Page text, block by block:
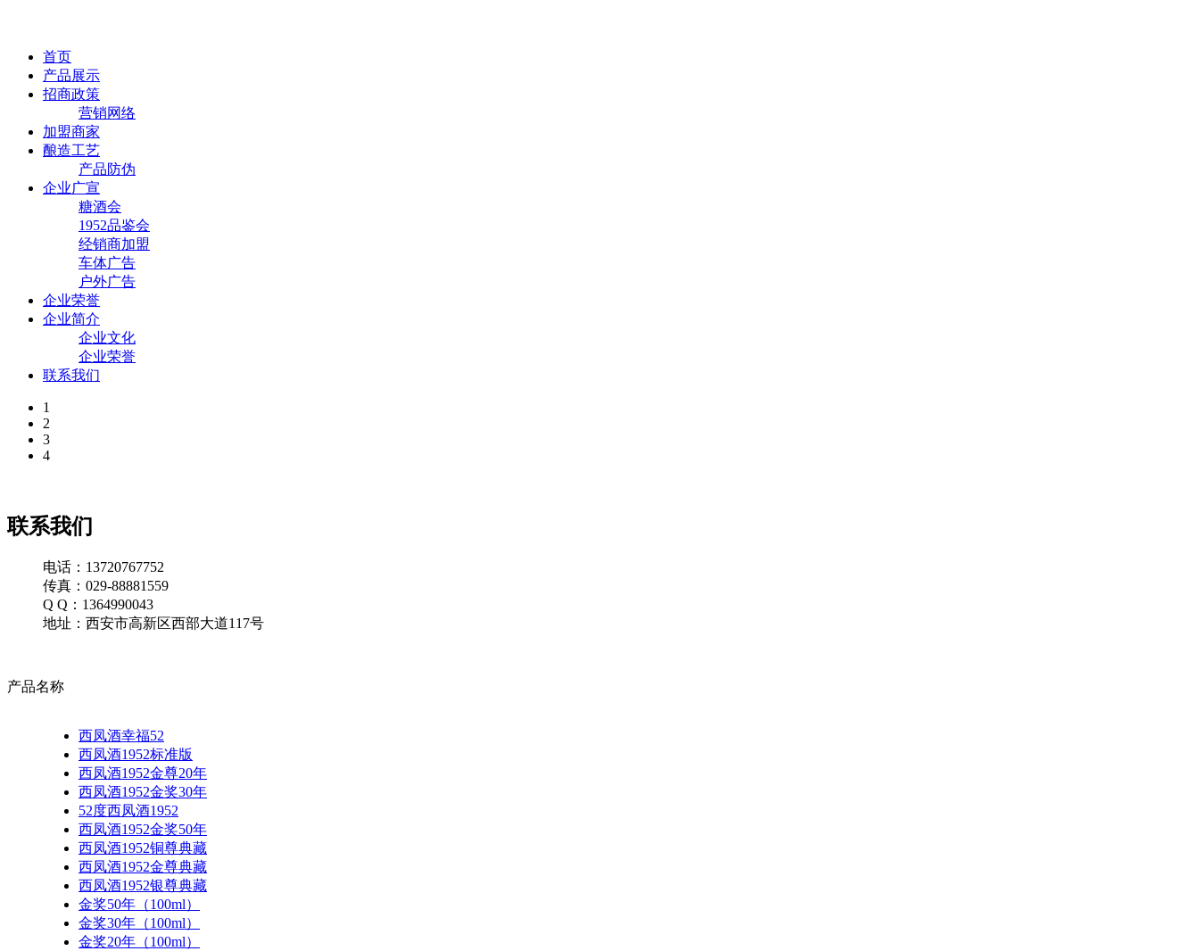
首页
产品展示
招商政策
营销网络
加盟商家
酿造工艺
产品防伪
企业广宣
糖酒会
1952品鉴会
经销商加盟
车体广告
户外广告
企业荣誉
企业简介
企业文化
企业荣誉
联系我们
1
2
3
4
联系我们
电话：13720767752
传真：029-88881559
Q Q：1364990043
地址：西安市高新区西部大道117号
产品名称
西凤酒幸福52
西凤酒1952标准版
西凤酒1952金尊20年
西凤酒1952金奖30年
52度西凤酒1952
西凤酒1952金奖50年
西凤酒1952铜尊典藏
西凤酒1952金尊典藏
西凤酒1952银尊典藏
金奖50年（100ml）
金奖30年（100ml）
金奖20年（100ml）